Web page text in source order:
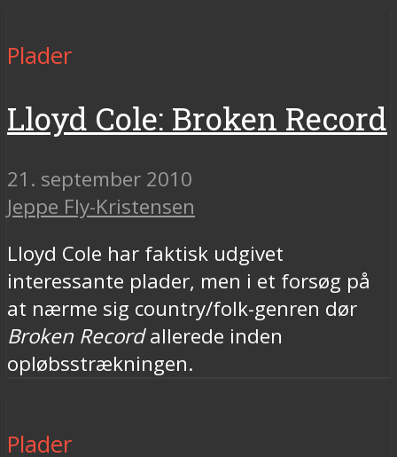
Plader
Lloyd Cole: Broken Record
21. september 2010
Jeppe Fly-Kristensen
Lloyd Cole har faktisk udgivet
interessante plader, men i et forsøg på
at nærme sig country/folk-genren dør
Broken Recordallerede inden
opløbsstrækningen.
Plader